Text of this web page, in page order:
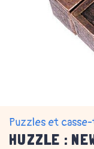
Puzzles et
HUZZLE :